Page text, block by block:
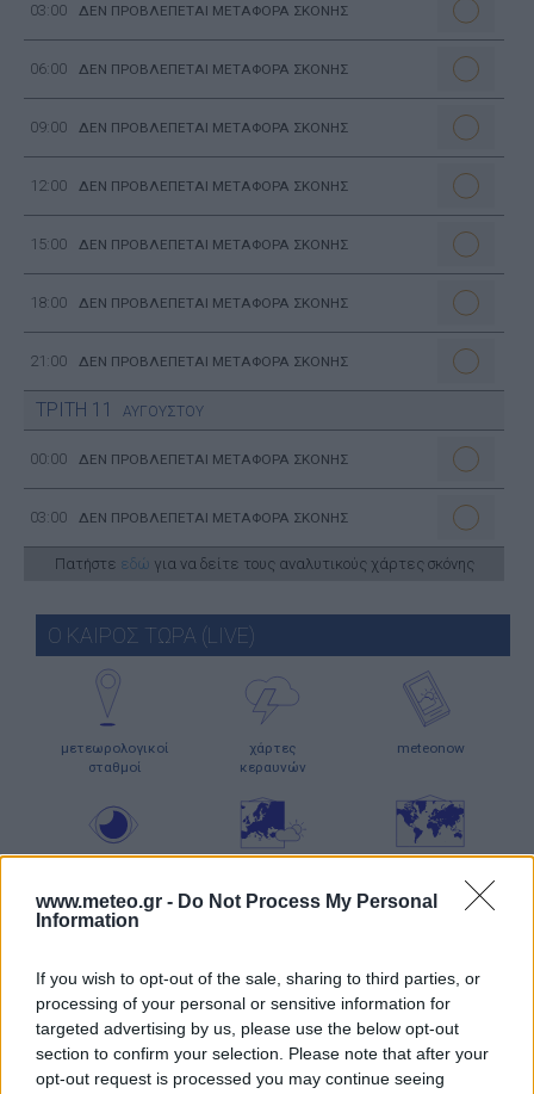
www.meteo.gr - Do Not Process My Personal
Information
If you wish to opt-out of the sale, sharing to third parties, or
processing of your personal or sensitive information for
targeted advertising by us, please use the below opt-out
section to confirm your selection. Please note that after your
opt-out request is processed you may continue seeing
03:00 ΔΕΝ ΠΡΟΒΛΕΠΕΤΑΙ ΜΕΤΑΦΟΡΑ ΣΚΟΝΗΣ
06:00 ΔΕΝ ΠΡΟΒΛΕΠΕΤΑΙ ΜΕΤΑΦΟΡΑ ΣΚΟΝΗΣ
09:00 ΔΕΝ ΠΡΟΒΛΕΠΕΤΑΙ ΜΕΤΑΦΟΡΑ ΣΚΟΝΗΣ
12:00 ΔΕΝ ΠΡΟΒΛΕΠΕΤΑΙ ΜΕΤΑΦΟΡΑ ΣΚΟΝΗΣ
15:00 ΔΕΝ ΠΡΟΒΛΕΠΕΤΑΙ ΜΕΤΑΦΟΡΑ ΣΚΟΝΗΣ
18:00 ΔΕΝ ΠΡΟΒΛΕΠΕΤΑΙ ΜΕΤΑΦΟΡΑ ΣΚΟΝΗΣ
21:00 ΔΕΝ ΠΡΟΒΛΕΠΕΤΑΙ ΜΕΤΑΦΟΡΑ ΣΚΟΝΗΣ
ΤΡΙΤΗ 11 ΑΥΓΟΥΣΤΟΥ
00:00 ΔΕΝ ΠΡΟΒΛΕΠΕΤΑΙ ΜΕΤΑΦΟΡΑ ΣΚΟΝΗΣ
03:00 ΔΕΝ ΠΡΟΒΛΕΠΕΤΑΙ ΜΕΤΑΦΟΡΑ ΣΚΟΝΗΣ
Πατήστε εδώ για να δείτε τους αναλυτικούς χάρτες σκόνης
Ο ΚΑΙΡΟΣ ΤΩΡΑ (LIVE)
μετεωρολογικοί
σταθμοί
χάρτες
κεραυνών
meteonow
στην Ευρώπη
στον κόσμο
ιστιοπλοϊκοί χάρτες χάρτης